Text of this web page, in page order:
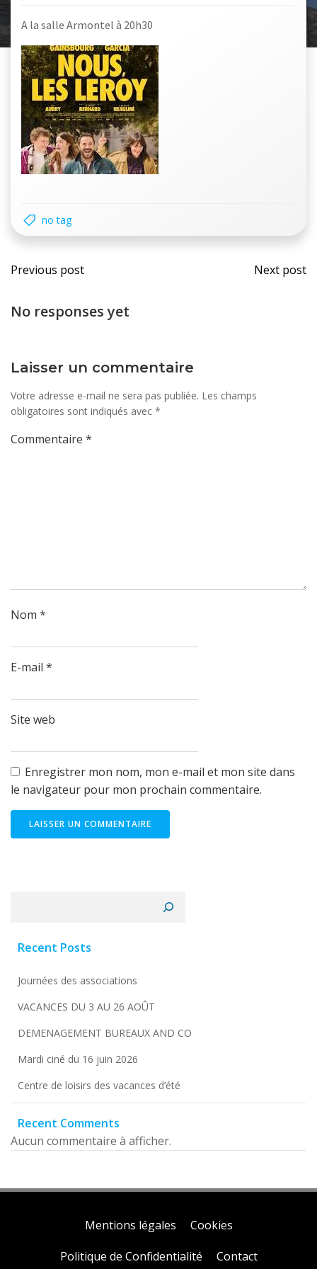
A la salle Armontel à 20h30
no tag
Navigation
des
Previous post Next post
No responses yet
Laisser un commentaire
Votre adresse e-mail ne sera pas publiée. Les champs
obligatoires sont indiqués avec *
Commentaire *
Nom *
E-mail *
Site web
Enregistrer mon nom, mon e-mail et mon site dans
le navigateur pour mon prochain commentaire.
Recent Posts
Journées des associations
VACANCES DU 3 AU 26 AOÛT
DEMENAGEMENT BUREAUX AND CO
Mardi ciné du 16 juin 2026
Centre de loisirs des vacances d’été
Recent Comments
Aucun commentaire à afficher.
Mentions légales
Cookies
Politique de Confidentialité
Contact